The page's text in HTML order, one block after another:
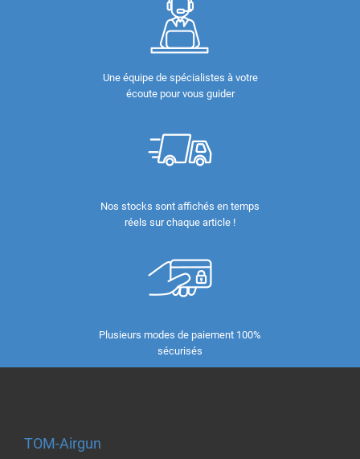
Une équipe de spécialistes à votre
écoute pour vous guider
Nos stocks sont affichés en temps
réels sur chaque article !
Plusieurs modes de paiement 100%
sécurisés
TOM-Airgun